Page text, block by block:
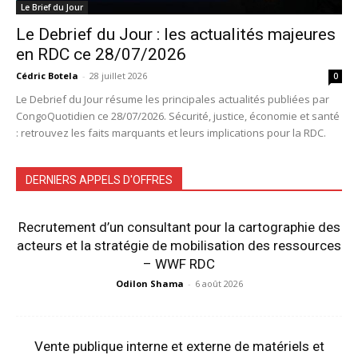
Le Brief du Jour
Le Debrief du Jour : les actualités majeures
en RDC ce 28/07/2026
Cédric Botela - 28 juillet 2026 0
Le Debrief du Jour résume les principales actualités publiées par
CongoQuotidien ce 28/07/2026. Sécurité, justice, économie et santé
: retrouvez les faits marquants et leurs implications pour la RDC.
DERNIERS APPELS D'OFFRES
Recrutement d’un consultant pour la cartographie des
acteurs et la stratégie de mobilisation des ressources
– WWF RDC
Odilon Shama - 6 août 2026
Vente publique interne et externe de matériels et